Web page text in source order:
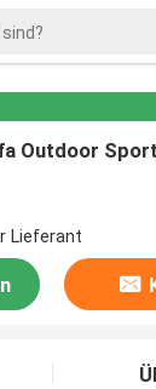
Outdoor
Lieferant